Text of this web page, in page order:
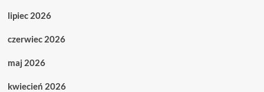
lipiec 2026
czerwiec 2026
maj 2026
kwiecień 2026